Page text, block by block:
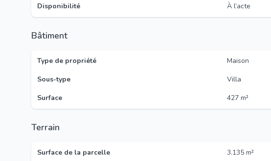
Disponibilité
À l’acte
Bâtiment
Type de propriété
Maison
Sous-type
Villa
Surface
427 m²
Terrain
Surface de la parcelle
3.135 m²